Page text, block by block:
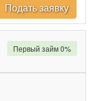
Подать заявку
Первый займ 0%